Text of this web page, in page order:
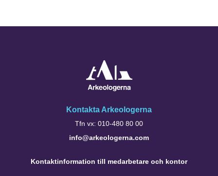
Kontakta Arkeologerna
Tfn vx: 010-480 80 00
info@arkeologerna.com
Kontaktinformation till medarbetare och kontor